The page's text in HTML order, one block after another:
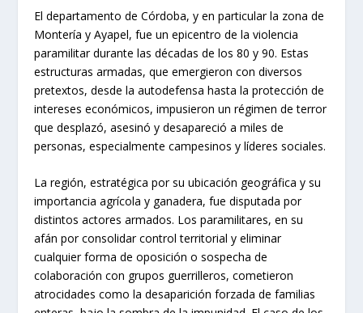
El departamento de Córdoba, y en particular la zona de
Montería y Ayapel, fue un epicentro de la violencia
paramilitar durante las décadas de los 80 y 90. Estas
estructuras armadas, que emergieron con diversos
pretextos, desde la autodefensa hasta la protección de
intereses económicos, impusieron un régimen de terror
que desplazó, asesinó y desapareció a miles de
personas, especialmente campesinos y líderes sociales.
La región, estratégica por su ubicación geográfica y su
importancia agrícola y ganadera, fue disputada por
distintos actores armados. Los paramilitares, en su
afán por consolidar control territorial y eliminar
cualquier forma de oposición o sospecha de
colaboración con grupos guerrilleros, cometieron
atrocidades como la desaparición forzada de familias